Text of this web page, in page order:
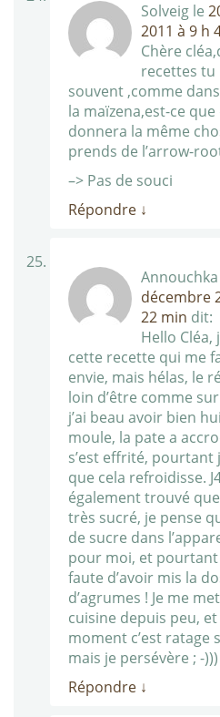
Solveig le
2011 à 9 h
Chère
recettes tu
souvent ,comme
la maïzena,est-ce que
donnera la même
prends de l’arrow-
–> Pas de souci
Répondre ↓
Annouchka
décembre
22 min dit:
Hello Cléa,
cette recette qui me
envie, mais hélas, le
loin d’être comme
j’ai beau avoir bien
moule, la pate a
s’est effrité, pourtant
que cela refroidisse.
également trouvé
très sucré, je pense
de sucre dans
pour moi, et pourtant
faute d’avoir mis la
d’agrumes ! Je me
cuisine depuis peu,
moment c’est ratage
mais je persévère ; -)))
Répondre ↓